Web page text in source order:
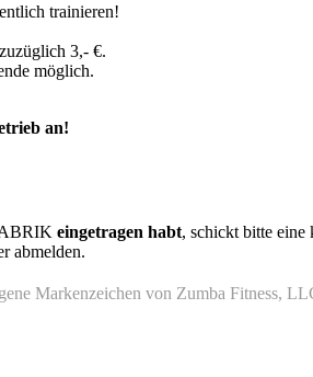
trainieren!
3,- €.
möglich.
an!
eingetragen habt, schickt bitte eine
abmelden.
Markenzeichen von Zumba Fitness,